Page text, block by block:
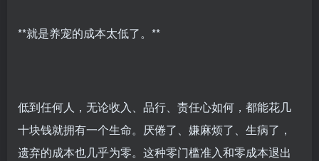
**就是养宠的成本太低了。**
低到任何人，无论收入、品行、责任心如何，都能花几
十块钱就拥有一个生命。厌倦了、嫌麻烦了、生病了，
遗弃的成本也几乎为零。这种零门槛准入和零成本退出